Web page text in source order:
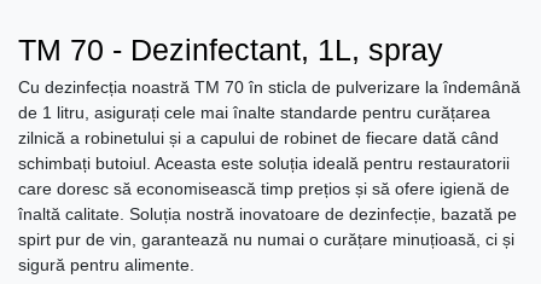
TM 70 - Dezinfectant, 1L, spray
Cu dezinfecția noastră TM 70 în sticla de pulverizare la îndemână
de 1 litru, asigurați cele mai înalte standarde pentru curățarea
zilnică a robinetului și a capului de robinet de fiecare dată când
schimbați butoiul. Aceasta este soluția ideală pentru restauratorii
care doresc să economisească timp prețios și să ofere igienă de
înaltă calitate. Soluția nostră inovatoare de dezinfecție, bazată pe
spirt pur de vin, garantează nu numai o curățare minuțioasă, ci și
sigură pentru alimente.